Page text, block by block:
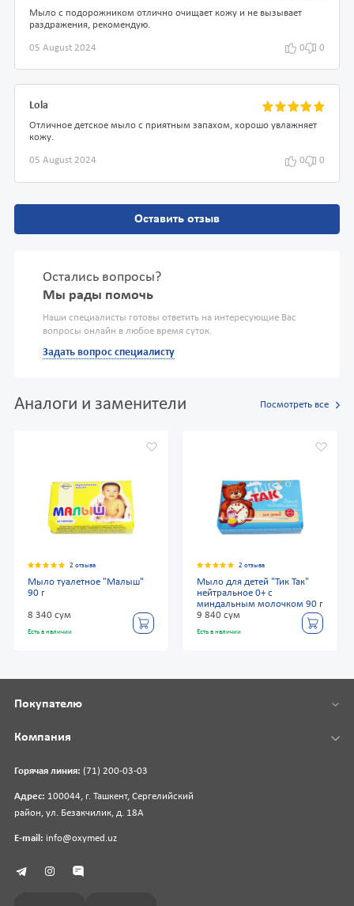
Мыло с подорожником отлично очищает кожу и не вызывает
раздражения, рекомендую.
05 August 2024 0 0
Lola
Отличное детское мыло с приятным запахом, хорошо увлажняет
кожу.
05 August 2024 0 0
Оставить отзыв
Остались вопросы?
Мы рады помочь
Наши специалисты готовы ответить на интересующие Вас
вопросы онлайн в любое время суток.
Задать вопрос специалисту
Аналоги и заменители Посмотреть все
2 отзыва
Мыло туалетное "Малыш"
90 г
8 340 сум
Есть в наличии
2 отзыва
Мыло для детей "Тик Так"
нейтральное 0+ с
миндальным молочком 90 г
9 840 сум
Есть в наличии
Горячая линия: (71) 200-03-03
Адрес: 100044, г. Ташкент, Сергелийский
район, ул. Безакчилик, д. 18А
E-mail: info@oxymed.uz
Покупателю
Компания